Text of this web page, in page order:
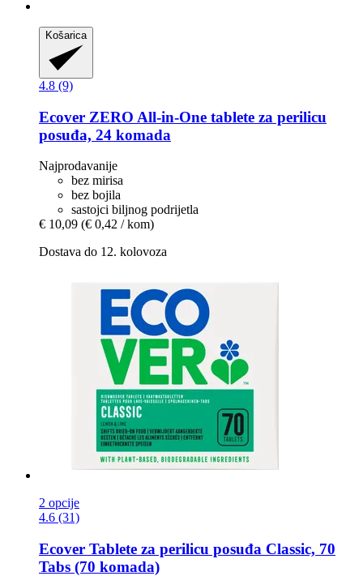
Košarica
4.8 (9)
Ecover ZERO All-​in-​One tablete za perilicu
posuđa, 24 komada
Najprodavanije
bez mirisa
bez bojila
sastojci biljnog podrijetla
€ 10,09 (€ 0,42 / kom)
Dostava do 12. kolovoza
2 opcije
4.6 (31)
Ecover Tablete za perilicu posuđa Classic, 70
Tabs (70 komada)